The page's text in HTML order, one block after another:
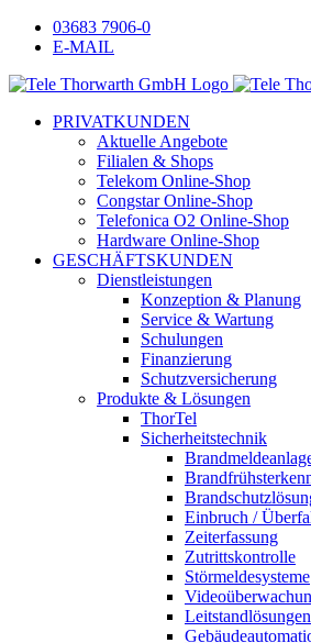
Zum
Inhalt
Facebook
Instagram
LinkedIn
Xing
03683 7906-0
E-MAIL
PRIVATKUNDEN
Aktuelle Angebote
Filialen & Shops
Telekom Online-Shop
Congstar Online-Shop
Telefonica O2 Online-Shop
Hardware Online-Shop
GESCHÄFTSKUNDEN
Dienstleistungen
Konzeption & Planung
Service & Wartung
Schulungen
Finanzierung
Schutzversicherung
Produkte & Lösungen
ThorTel
Sicherheitstechnik
Einbruch /
Zeiterfassung
Zutrittskontrolle
Störmeldesysteme
Leitstandlösungen